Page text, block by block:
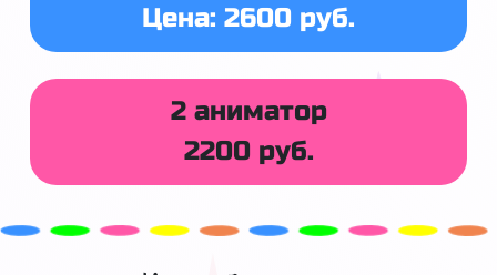
Цена: 2600 руб.
2 аниматор
2200 руб.